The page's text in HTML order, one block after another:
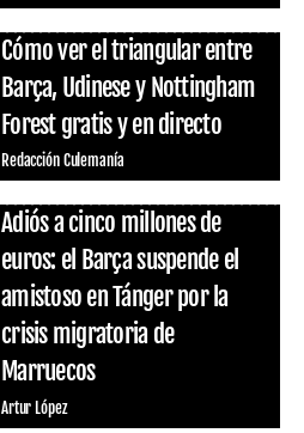
Cómo ver el triangular entre
Barça, Udinese y Nottingham
Forest gratis y en directo
Redacción Culemanía
Adiós a cinco millones de
euros: el Barça suspende el
amistoso en Tánger por la
crisis migratoria de
Marruecos
Artur López